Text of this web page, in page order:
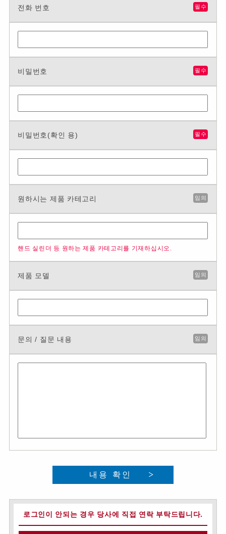
전화 번호 필수
비밀번호 필수
비밀번호(확인 용) 필수
원하시는 제품 카테고리 임의
핸드 실린더 등 원하는 제품 카테고리를 기재하십시오.
제품 모델 임의
문의 / 질문 내용 임의
내용 확인
로그인이 안되는 경우 당사에 직접 연락 부탁드립니다.